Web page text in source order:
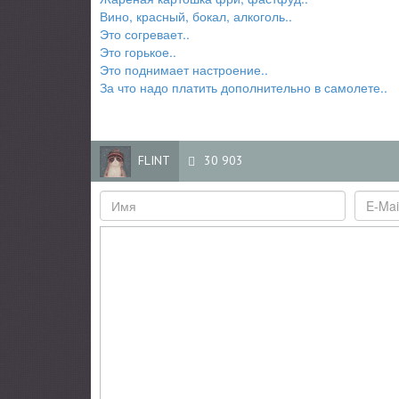
Вино, красный, бокал, алкоголь..
Это согревает..
Это горькое..
Это поднимает настроение..
За что надо платить дополнительно в самолете..
FLINT 30 903